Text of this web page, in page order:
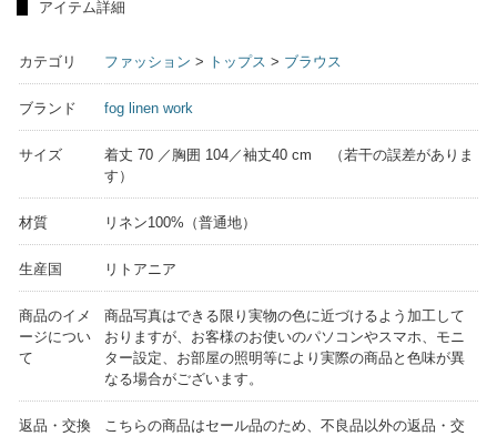
アイテム詳細
カテゴリ ファッション > トップス > ブラウス
ブランド fog linen work
サイズ
着丈 70 ／胸囲 104／袖丈40 cm （若干の誤差がありま
す）
材質 リネン100%（普通地）
生産国 リトアニア
商品のイメ
ージについ
て
商品写真はできる限り実物の色に近づけるよう加工して
おりますが、お客様のお使いのパソコンやスマホ、モニ
ター設定、お部屋の照明等により実際の商品と色味が異
なる場合がございます。
返品・交換
こちらの商品はセール品のため、不良品以外の返品・交